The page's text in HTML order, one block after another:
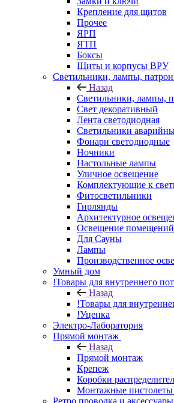
Крепление для щитов
Прочее
ЯРП
ЯТП
Боксы
Щиты и корпусы ВРУ
Светильники, лампы,
Назад
Светильники, лампы,
Свет декоративный
Лента светодиодная
Светильники
Фонари светодиодные
Ночники
Настольные лампы
Уличное освещение
Комплектующие к
Фитосветильники
Гирлянды
Архитектурное
Освещение помещений
Для Сауны
Лампы
Производственное
Умный дом
!Товары для внутреннего
Назад
!Товары для
!Уценка
Электро-Лаборатория
Прямой монтаж
Назад
Прямой монтаж
Крепеж
Коробки
Монтажные
Ретро проводка и аксессуары